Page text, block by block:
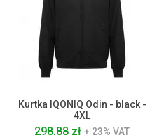
Kurtka IQONIQ Odin - black -
4XL
298.88 zł + 23% VAT